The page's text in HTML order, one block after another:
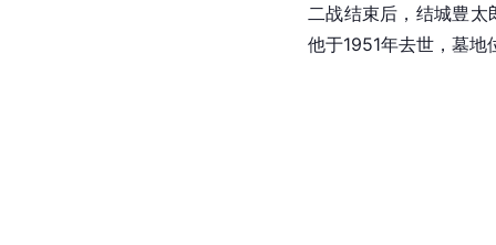
二战结束后，结城豊
他于1951年去世，墓地